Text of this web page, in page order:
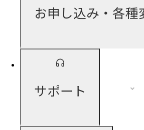
お申し込み・各種
サポート